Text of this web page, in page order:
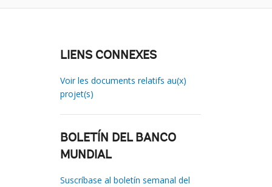
LIENS CONNEXES
Voir les documents relatifs au(x)
projet(s)
BOLETÍN DEL BANCO
MUNDIAL
Suscríbase al boletín semanal del